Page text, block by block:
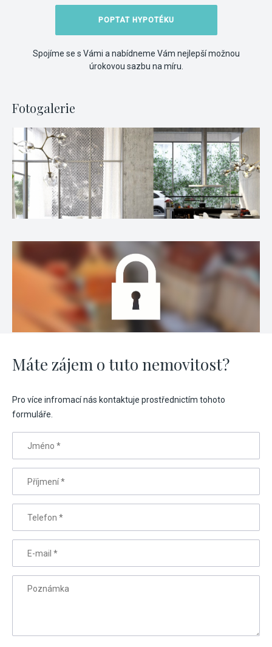
POPTAT HYPOTÉKU
Spojíme se s Vámi a nabídneme Vám nejlepší možnou
úrokovou sazbu na míru.
Fotogalerie
Máte zájem o tuto nemovitost?
Pro více infromací nás kontaktuje prostřednictím tohoto
formuláře.